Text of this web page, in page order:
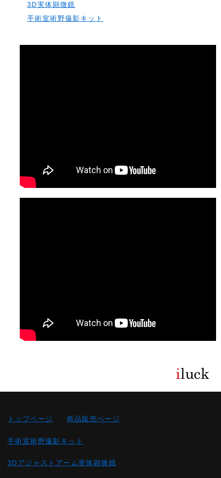
3D実体顕微鏡
手術室術野撮影キット
トップページ 商品販売ページ
手術室術野撮影キット
3Dアジャストアーム実体顕微鏡